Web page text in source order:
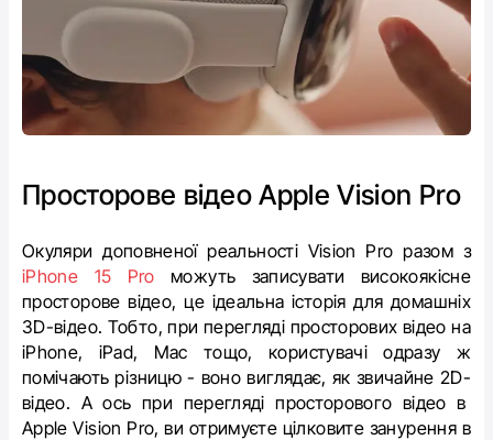
Просторове відео Apple Vision Pro
Окуляри доповненої реальності Vision Pro разом з
iPhone 15 Pro можуть записувати високоякісне
просторове відео, це ідеальна історія для домашніх
3D-відео. Тобто, при перегляді просторових відео на
iPhone, iPad, Mac тощо, користувачі одразу ж
помічають різницю - воно виглядає, як звичайне 2D-
відео. А ось при перегляді просторового відео в
Apple Vision Pro, ви отримуєте цілковите занурення в